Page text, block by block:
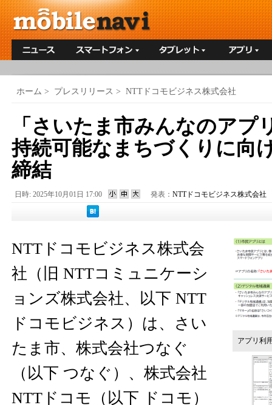
ホーム > プレスリリース > NTTドコモビジネス株式会社
「さいたま市みんなのアプ
持続可能なまちづくりに向
締結
日時: 2025年10月01日 17:00 発表： NTTドコモビジネス株式会社
アプリ利
NTTドコモビジネス株式会
社（旧 NTTコミュニケーシ
ョンズ株式会社、以下 NTT
ドコモビジネス）は、さい
たま市、株式会社つなぐ
（以下 つなぐ）、株式会社
NTTドコモ（以下 ドコモ）